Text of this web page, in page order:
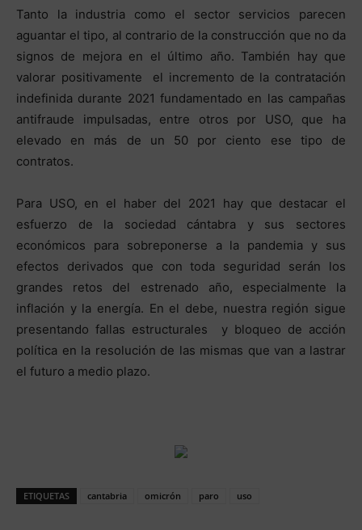
Tanto la industria como el sector servicios parecen
aguantar el tipo, al contrario de la construcción que no da
signos de mejora en el último año. También hay que
valorar positivamente el incremento de la contratación
indefinida durante 2021 fundamentado en las campañas
antifraude impulsadas, entre otros por USO, que ha
elevado en más de un 50 por ciento ese tipo de
contratos.
Para USO, en el haber del 2021 hay que destacar el
esfuerzo de la sociedad cántabra y sus sectores
económicos para sobreponerse a la pandemia y sus
efectos derivados que con toda seguridad serán los
grandes retos del estrenado año, especialmente la
inflación y la energía. En el debe, nuestra región sigue
presentando fallas estructurales y bloqueo de acción
política en la resolución de las mismas que van a lastrar
el futuro a medio plazo.
ETIQUETAS cantabria omicrón paro uso